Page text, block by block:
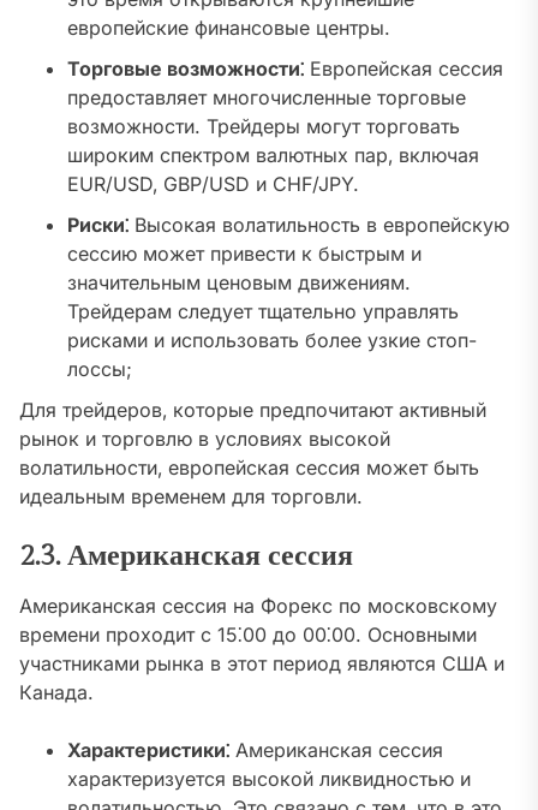
европейские финансовые центры.
Торговые возможности⁚ Европейская сессия
предоставляет многочисленные торговые
возможности. Трейдеры могут торговать
широким спектром валютных пар‚ включая
EUR/USD‚ GBP/USD и CHF/JPY.
Риски⁚ Высокая волатильность в европейскую
сессию может привести к быстрым и
значительным ценовым движениям.
Трейдерам следует тщательно управлять
рисками и использовать более узкие стоп-
лоссы;
Для трейдеров‚ которые предпочитают активный
рынок и торговлю в условиях высокой
волатильности‚ европейская сессия может быть
идеальным временем для торговли.
2.3. Американская сессия
Американская сессия на Форекс по московскому
времени проходит с 15⁚00 до 00⁚00. Основными
участниками рынка в этот период являются США и
Канада.
Характеристики⁚ Американская сессия
характеризуется высокой ликвидностью и